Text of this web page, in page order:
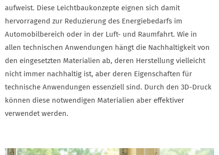
aufweist. Diese Leichtbaukonzepte eignen sich damit
hervorragend zur Reduzierung des Energiebedarfs im
Automobilbereich oder in der Luft- und Raumfahrt. Wie in
allen technischen Anwendungen hängt die Nachhaltigkeit von
den eingesetzten Materialien ab, deren Herstellung vielleicht
nicht immer nachhaltig ist, aber deren Eigenschaften für
technische Anwendungen essenziell sind. Durch den 3D-Druck
können diese notwendigen Materialien aber effektiver
verwendet werden.